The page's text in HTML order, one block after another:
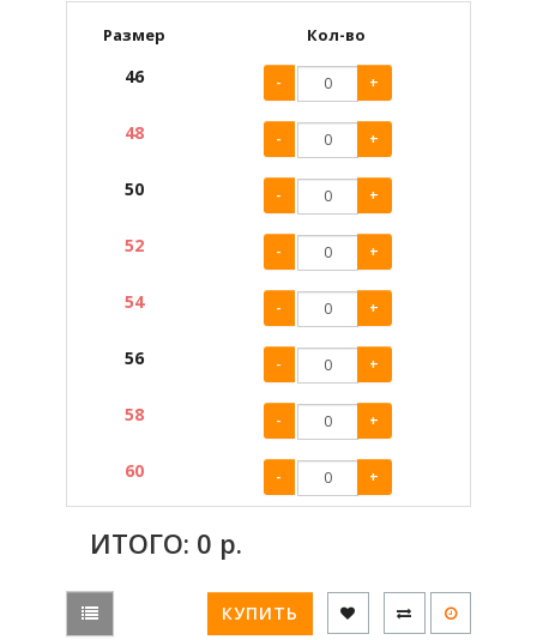
Размер Кол-во
46 - +
48 - +
50 - +
52 - +
54 - +
56 - +
58 - +
60 - +
ИТОГО: 0 р.
КУПИТЬ